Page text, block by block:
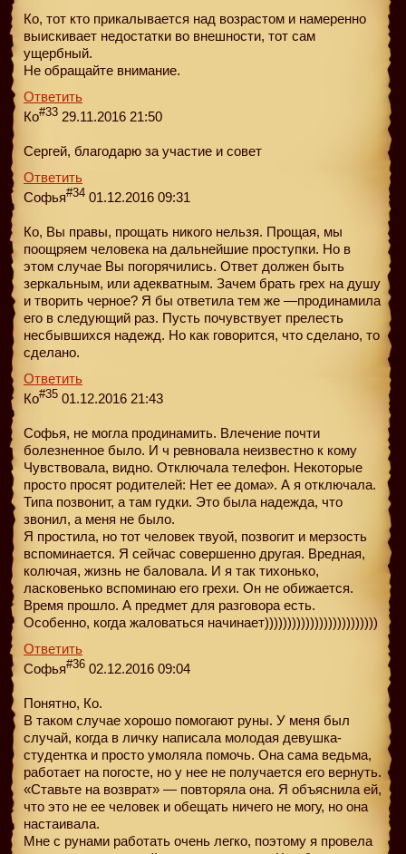
Ко, тот кто прикалывается над возрастом и намеренно
выискивает недостатки во внешности, тот сам
ущербный.
Не обращайте внимание.
Ответить
Ко#33 29.11.2016 21:50
Сергей, благодарю за участие и совет
Ответить
Софья#34 01.12.2016 09:31
Ко, Вы правы, прощать никого нельзя. Прощая, мы
поощряем человека на дальнейшие проступки. Но в
этом случае Вы погорячились. Ответ должен быть
зеркальным, или адекватным. Зачем брать грех на душу
и творить черное? Я бы ответила тем же —продинамила
его в следующий раз. Пусть почувствует прелесть
несбывшихся надежд. Но как говорится, что сделано, то
сделано.
Ответить
Ко#35 01.12.2016 21:43
Сoфья, не могла продинамить. Влечение почти
болезненное было. И ч ревновала неизвестно к кому
Чувствовала, видно. Отключала телефон. Некоторые
просто просят родителей: Нет ее дома». А я отключала.
Типа позвонит, а там гудки. Это была надежда, что
звонил, а меня не было.
Я простила, но тот человек твуой, позвогит и мерзость
вспоминается. Я сейчас совершенно другая. Вредная,
колючая, жизнь не баловала. И я так тихонько,
ласковенько вспоминаю его грехи. Он не обижается.
Время прошло. А предмет для разговора есть.
Особенно, когда жаловаться начинает)))))))))))))))))))))))))
Ответить
Софья#36 02.12.2016 09:04
Понятно, Ко.
В таком случае хорошо помогают руны. У меня был
случай, когда в личку написала молодая девушка-
студентка и просто умоляла помочь. Она сама ведьма,
работает на погосте, но у нее не получается его вернуть.
«Ставьте на возврат» — повторяла она. Я объяснила ей,
что это не ее человек и обещать ничего не могу, но она
настаивала.
Мне с рунами работать очень легко, поэтому я провела